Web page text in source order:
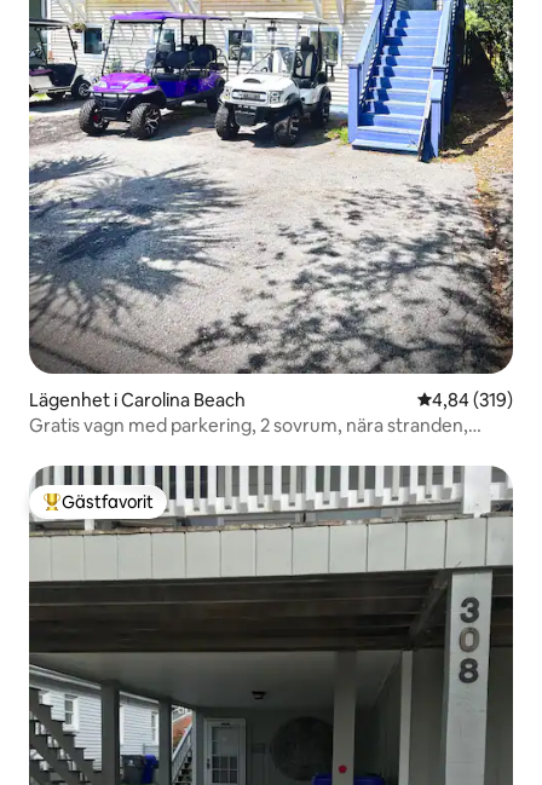
Lägenhet i Carolina Beach 4,84 av 5 i
4,84 (319)
Gratis vagn med parkering, 2 sovrum, nära stranden,
Populär gästfavorit
Gästfavorit